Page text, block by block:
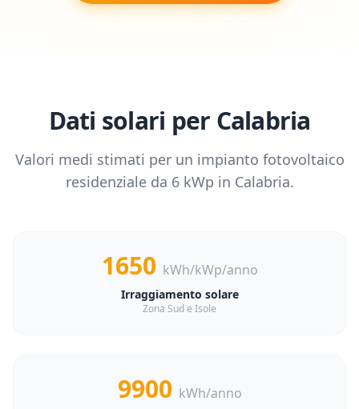
Dati solari per Calabria
Valori medi stimati per un impianto fotovoltaico
residenziale da 6kWp in Calabria.
1650 kWh/kWp/anno
Irraggiamento solare
Zona Sud e Isole
9900 kWh/anno